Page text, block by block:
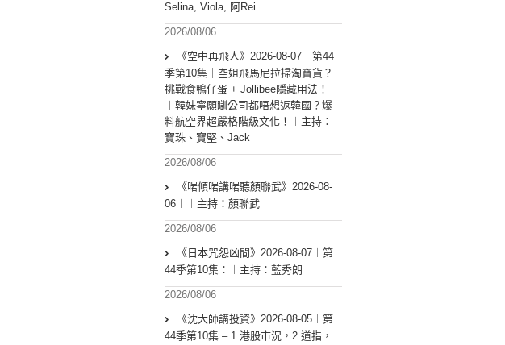
Selina, Viola, 阿Rei
2026/08/06
《空中再飛人》2026-08-07︱第44
季第10集｜空姐飛馬尼拉掃淘寶貨？
挑戰食鴨仔蛋 + Jollibee隱藏用法！
︱韓妹寧願瞓公司都唔想返韓國？爆
料航空界超嚴格階級文化！︱主持：
寶珠、寶堅、Jack
2026/08/06
《啱傾啱講啱聽顏聯武》2026-08-
06︱︱主持：顏聯武
2026/08/06
《日本咒怨凶間》2026-08-07︱第
44季第10集：︱主持：藍秀朗
2026/08/06
《沈大師講投資》2026-08-05︱第
44季第10集 – 1.港股市況，2.道指，